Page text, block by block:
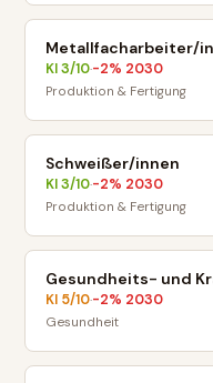
Metallfacharbeiter/
KI3/10·-2% 2030
Produktion & Fertigung
Schweißer/innen
KI3/10·-2% 2030
Produktion & Fertigung
Gesundheits- und
KI 5/10·-2% 2030
Gesundheit